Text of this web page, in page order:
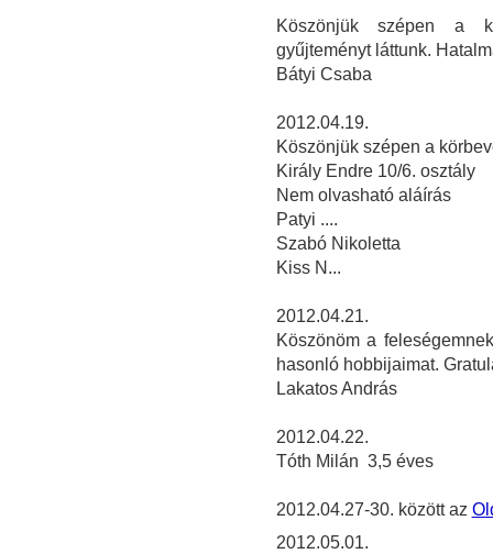
Köszönjük szépen a
gyűjteményt láttunk.
Bátyi Csaba
2012.04.19.
Köszönjük szépen a
Király Endre 10/6. osztály
Nem olvasható aláírás
Patyi ....
Szabó Nikoletta
Kiss N...
2012.04.21.
Köszönöm a
hasonló hobbijaimat.
Lakatos András
2012.04.22.
Tóth Milán 3,5 éves
2012.04.27-30. között az
2012.05.01.